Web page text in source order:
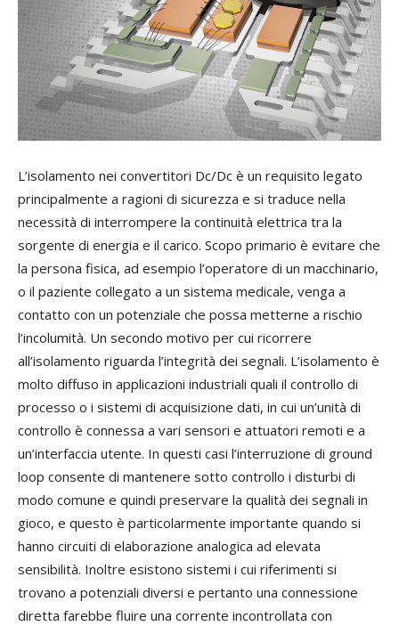
L’isolamento nei convertitori Dc/Dc è un requisito legato
principalmente a ragioni di sicurezza e si traduce nella
necessità di interrompere la continuità elettrica tra la
sorgente di energia e il carico. Scopo primario è evitare che
la persona fisica, ad esempio l’operatore di un macchinario,
o il paziente collegato a un sistema medicale, venga a
contatto con un potenziale che possa metterne a rischio
l’incolumità. Un secondo motivo per cui ricorrere
all’isolamento riguarda l’integrità dei segnali. L’isolamento è
molto diffuso in applicazioni industriali quali il controllo di
processo o i sistemi di acquisizione dati, in cui un’unità di
controllo è connessa a vari sensori e attuatori remoti e a
un’interfaccia utente. In questi casi l’interruzione di ground
loop consente di mantenere sotto controllo i disturbi di
modo comune e quindi preservare la qualità dei segnali in
gioco, e questo è particolarmente importante quando si
hanno circuiti di elaborazione analogica ad elevata
sensibilità. Inoltre esistono sistemi i cui riferimenti si
trovano a potenziali diversi e pertanto una connessione
diretta farebbe fluire una corrente incontrollata con